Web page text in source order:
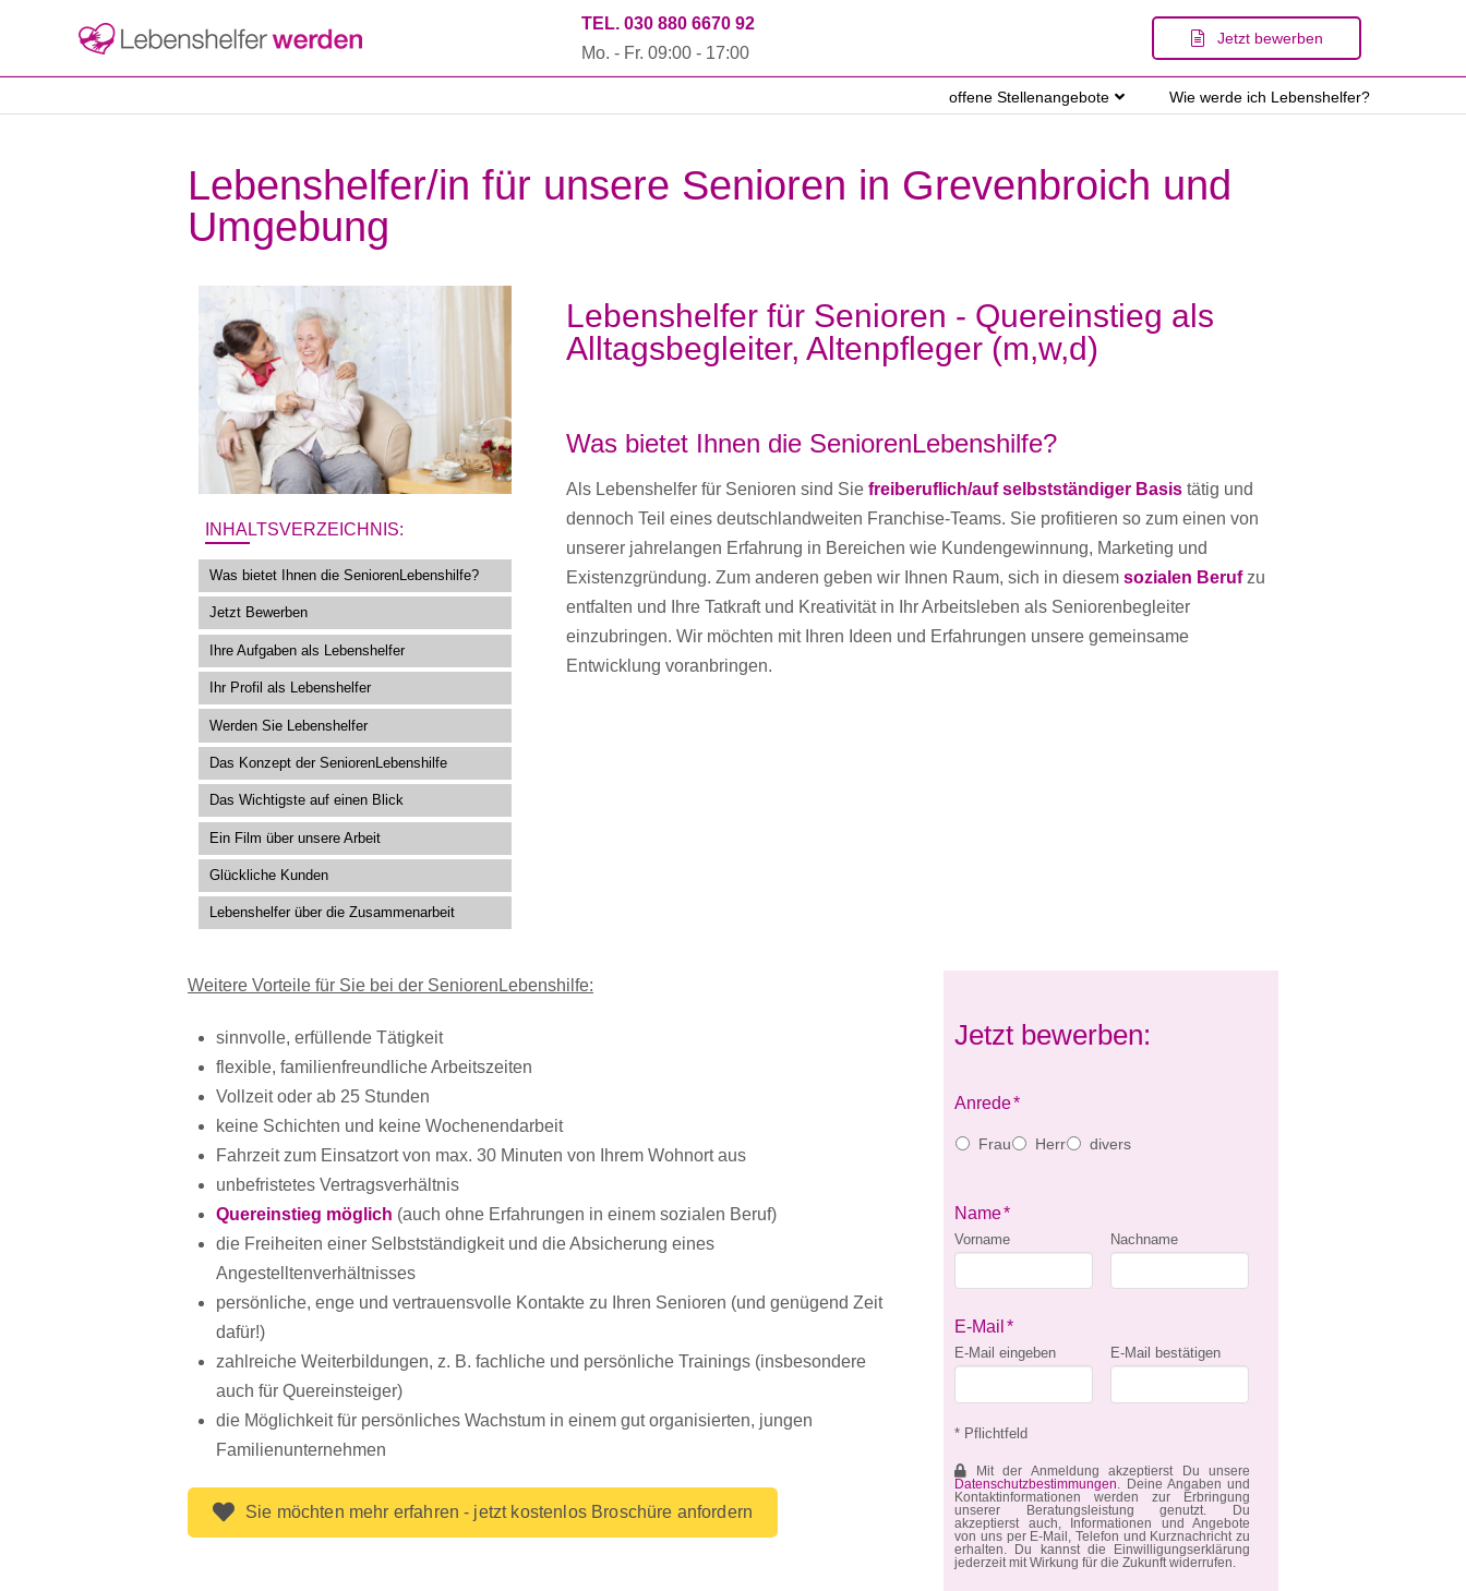
TEL. 030 880 6670 92
Mo. - Fr. 09:00 - 17:00
Jetzt bewerben
offene Stellenangebote Wie werde ich Lebenshelfer?
Lebenshelfer/in für unsere Senioren in Grevenbroich und
Umgebung
INHALTSVERZEICHNIS:
Was bietet Ihnen die SeniorenLebenshilfe?
Jetzt Bewerben
Ihre Aufgaben als Lebenshelfer
Ihr Profil als Lebenshelfer
Werden Sie Lebenshelfer
Das Konzept der SeniorenLebenshilfe
Das Wichtigste auf einen Blick
Ein Film über unsere Arbeit
Glückliche Kunden
Lebenshelfer über die Zusammenarbeit
Lebenshelfer für Senioren - Quereinstieg als
Alltagsbegleiter, Altenpfleger (m,w,d)
Was bietet Ihnen die SeniorenLebenshilfe?
Als Lebenshelfer für Senioren sind Sie freiberuflich/auf selbstständiger Basistätig und
dennoch Teil eines deutschlandweiten Franchise-Teams. Sie profitieren so zum einen von
unserer jahrelangen Erfahrung in Bereichen wie Kundengewinnung, Marketing und
Existenzgründung. Zum anderen geben wir Ihnen Raum, sich in diesem sozialen Berufzu
entfalten und Ihre Tatkraft und Kreativität in Ihr Arbeitsleben als Seniorenbegleiter
einzubringen. Wir möchten mit Ihren Ideen und Erfahrungen unsere gemeinsame
Entwicklung voranbringen.
Weitere Vorteile für Sie bei der SeniorenLebenshilfe:
sinnvolle, erfüllende Tätigkeit
flexible, familienfreundliche Arbeitszeiten
Vollzeit oder ab 25 Stunden
keine Schichten und keine Wochenendarbeit
Fahrzeit zum Einsatzort von max. 30 Minuten von Ihrem Wohnort aus
unbefristetes Vertragsverhältnis
Quereinstieg möglich (auch ohne Erfahrungen in einem sozialen Beruf)
die Freiheiten einer Selbstständigkeit und die Absicherung eines
Angestelltenverhältnisses
persönliche, enge und vertrauensvolle Kontakte zu Ihren Senioren (und genügend Zeit
dafür!)
zahlreiche Weiterbildungen, z. B. fachliche und persönliche Trainings (insbesondere
auch für Quereinsteiger)
die Möglichkeit für persönliches Wachstum in einem gut organisierten, jungen
Familienunternehmen
Sie möchten mehr erfahren - jetzt kostenlos Broschüre anfordern
Jetzt bewerben:
Anrede*
Frau Herr divers
Name*
Vorname Nachname
E-Mail *
E-Mail eingeben E-Mail bestätigen
* Pflichtfeld
Mit der Anmeldung akzeptierst Du unsere
Datenschutzbestimmungen . Deine Angaben und
Kontaktinformationen werden zur Erbringung
unserer Beratungsleistung genutzt. Du
akzeptierst auch, Informationen und Angebote
von uns per E-Mail, Telefon und Kurznachricht zu
erhalten. Du kannst die Einwilligungserklärung
jederzeit mit Wirkung für die Zukunft widerrufen.